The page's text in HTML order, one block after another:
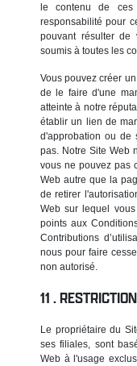
le contenu de ces
responsabilité pour
pouvant résulter de
soumis à toutes les
Vous pouvez créer
de le faire d'une
atteinte à notre
établir un lien de
d'approbation ou de
pas. Notre Site Web
vous ne pouvez pas
Web autre que la
de retirer
Web sur lequel
points aux
Contributions
nous pour faire
non autorisé.
Le propriétaire du
ses filiales, sont
Web à l'usage